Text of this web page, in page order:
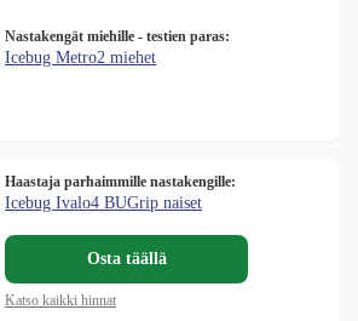
Nastakengät miehille - testien paras:
Icebug Metro2 miehet
Haastaja parhaimmille nastakengille:
Icebug Ivalo4 BUGrip naiset
Osta täällä
Katso kaikki hinnat